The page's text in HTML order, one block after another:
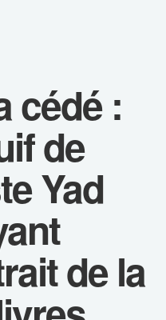
cédé :
de
Yad
de la